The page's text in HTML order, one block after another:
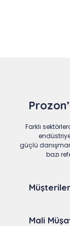
Farklı
güçlü
bazı
Mali